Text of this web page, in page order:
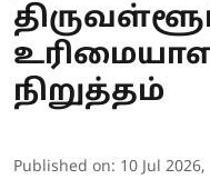
நிறுத்தம்
Published on: 10 Jul